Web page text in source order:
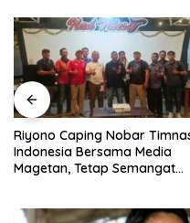
Riyono Caping Nobar
Indonesia Bersama Media
Magetan, Tetap Semangat